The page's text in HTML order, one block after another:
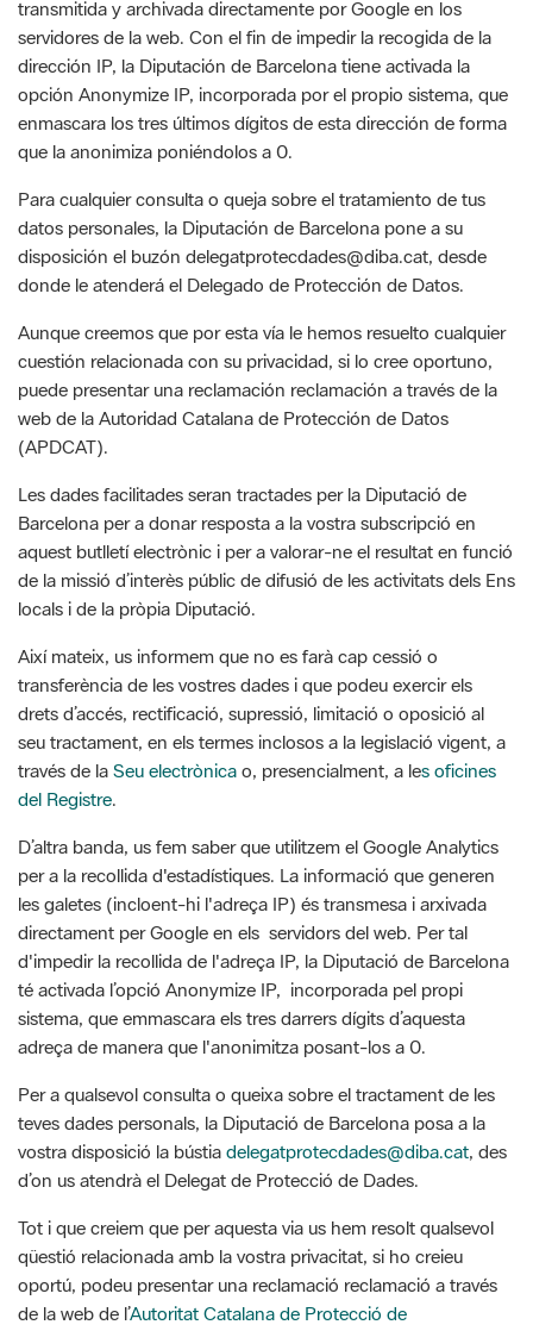
enmascara los tres últimos dígitos de esta dirección de forma
que la anonimiza poniéndolos a 0.
Para cualquier consulta o queja sobre el tratamiento de tus
datos personales, la Diputación de Barcelona pone a su
disposición el buzón delegatprotecdades@diba.cat, desde
Aunque creemos que por esta vía le hemos resuelto cualquier
cuestión relacionada con su privacidad, si lo cree oportuno,
puede presentar una reclamación reclamación a través de la
(APDCAT).
Les dades facilitades seran tractades per la Diputació de
Barcelona per a donar resposta a la vostra subscripció en
aquest butlletí electrònic i per a valorar-ne el resultat en funció
locals i de la pròpia Diputació.
Així mateix, us informem que no es farà cap cessió o
transferència de les vostres dades i que podeu exercir els
drets d’accés, rectificació, supressió, limitació o oposició al
través de la Seu electrònicao, presencialment, a le s oficines
del Registre.
D’altra banda, us fem saber que utilitzem el Google Analytics
per a la recollida d'estadístiques. La informació que generen
les galetes (incloent-hi l'adreça IP) és transmesa i arxivada
d'impedir la recollida de l'adreça IP, la Diputació de Barcelona
té activada l’opció Anonymize IP, incorporada pel propi
sistema, que emmascara els tres darrers dígits d’aquesta
adreça de manera que l'anonimitza posant-los a 0.
Per a qualsevol consulta o queixa sobre el tractament de les
teves dades personals, la Diputació de Barcelona posa a la
vostra disposició la bústia
delegatprotecdades@diba.cat
Tot i que creiem que per aquesta via us hem resolt qualsevol
qüestió relacionada amb la vostra privacitat, si ho creieu
oportú, podeu presentar una reclamació reclamació a través
Dades (APDCAT).